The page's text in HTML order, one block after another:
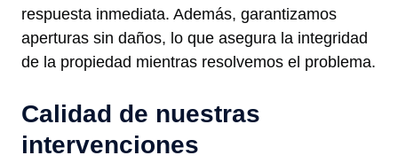
respuesta inmediata. Además, garantizamos
aperturas sin daños, lo que asegura la integridad
de la propiedad mientras resolvemos el problema.
Calidad de nuestras
intervenciones